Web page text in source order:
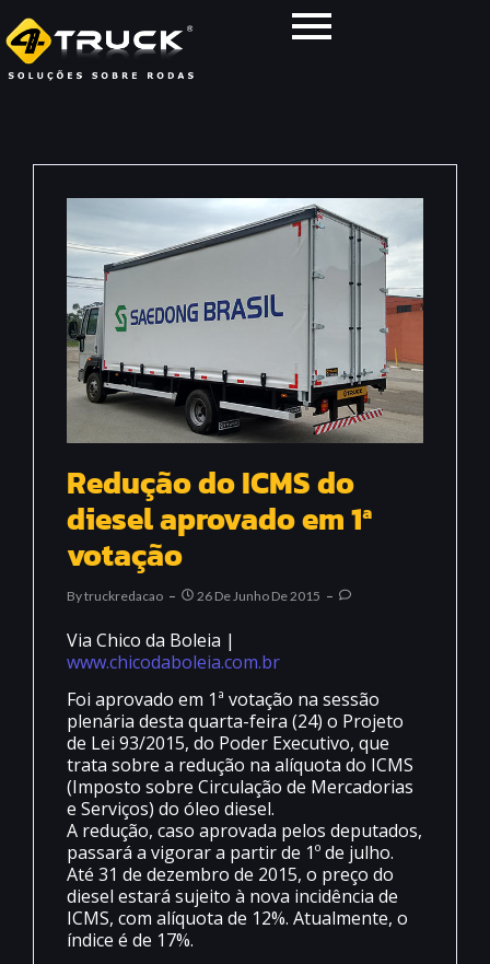
Redução do ICMS do
diesel aprovado em 1ª
votação
ByTruckredacao 26 De Junho De 2015
Via Chico da Boleia |
www.chicodaboleia.com.br
Foi aprovado em 1ª votação na sessão
plenária desta quarta-feira (24) o Projeto
de Lei 93/2015, do Poder Executivo, que
trata sobre a redução na alíquota do ICMS
(Imposto sobre Circulação de Mercadorias
e Serviços) do óleo diesel.
A redução, caso aprovada pelos deputados,
passará a vigorar a partir de 1º de julho.
Até 31 de dezembro de 2015, o preço do
diesel estará sujeito à nova incidência de
ICMS, com alíquota de 12%. Atualmente, o
índice é de 17%.